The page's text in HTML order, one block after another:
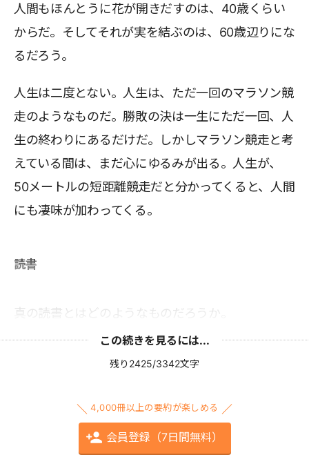
人間もほんとうに花が開きだすのは、40歳くらい
からだ。そしてそれが実を結ぶのは、60歳辺りにな
るだろう。
人生は二度とない。人生は、ただ一回のマラソン競
走のようなものだ。勝敗の決は一生にただ一回、人
生の終わりにあるだけだ。しかしマラソン競走と考
えている間は、まだ心にゆるみが出る。人生が、
50メートルの短距離競走だと分かってくると、人間
にも凄味が加わってくる。
読書
真の読書とはどのようなものだろうか。
この続きを見るには...
残り2425/3342文字
4,000冊以上の要約が楽しめる
会員登録（7日間無料）